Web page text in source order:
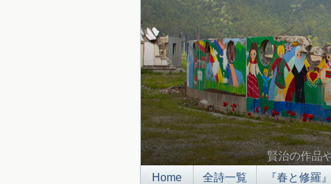
賢治の作品
Home
全詩一覧 『春と修羅